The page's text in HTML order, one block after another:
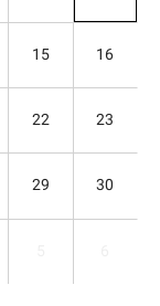
15 16
22 23
29 30